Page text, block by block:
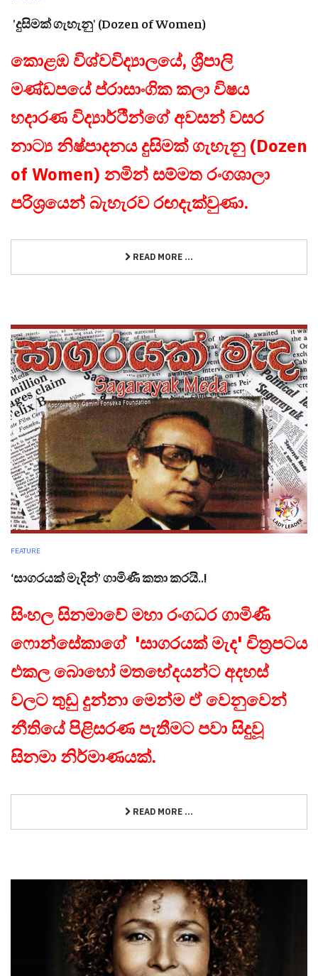
'දුසිමක් ගැහැනු' (Dozen of Women)
කොළඹ විශ්වවිද්‍යාලයේ, ශ්‍රීපාලි
මණ්ඩපයේ ප්රාසාංගික කලා විෂය
හදාරණ විද්‍යාර්ථීන්ගේ අවසන් වසර
නාට්‍ය නිෂ්පාදනය දුසිමක් ගැහැනු (Dozen
of Women) නමින් සම්මත රංගශාලා
පරිශ්‍රයෙන් බැහැරව රඟදැක්වුණා.
READ MORE ...
FEATURE
‘සාගරයක් මැදින්’ ගාමිණී කතා කරයි..!
සිංහල සිනමාවේ මහා රංගධර ගාමිණී
ෆොන්සේකාගේ 'සාගරයක් මැද' චිත්‍රපටය
එකල බොහෝ මතභේදයන්ට අදහස්
වලට තුඩු දුන්නා මෙන්ම ඒ වෙනුවෙන්
නීතියේ පිළිසරණ පැතීමට පවා සිදුවූ
සිනමා නිර්මාණයක්.
READ MORE ...